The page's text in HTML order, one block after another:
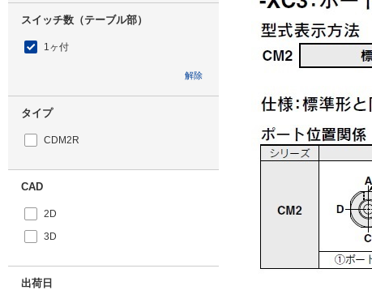
スイッチ数（テーブル部）
1ヶ付
解除
タイプ
CDM2R
CAD
2D
3D
出荷日